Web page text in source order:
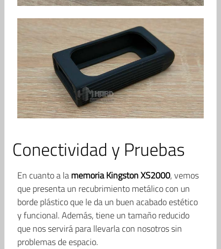
Conectividad y Pruebas
En cuanto a lamemoria Kingston XS2000, vemos
que presenta un recubrimiento metálico con un
borde plástico que le da un buen acabado estético
y funcional. Además, tiene un tamaño reducido
que nos servirá para llevarla con nosotros sin
problemas de espacio.